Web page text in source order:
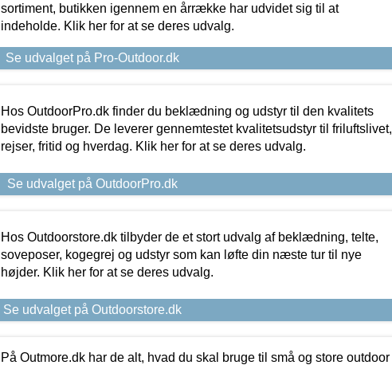
sortiment, butikken igennem en årrække har udvidet sig til at
indeholde. Klik her for at se deres udvalg.
Se udvalget på Pro-Outdoor.dk
Hos OutdoorPro.dk finder du beklædning og udstyr til den kvalitets
bevidste bruger. De leverer gennemtestet kvalitetsudstyr til friluftslivet,
rejser, fritid og hverdag. Klik her for at se deres udvalg.
Se udvalget på OutdoorPro.dk
Hos Outdoorstore.dk tilbyder de et stort udvalg af beklædning, telte,
soveposer, kogegrej og udstyr som kan løfte din næste tur til nye
højder. Klik her for at se deres udvalg.
Se udvalget på Outdoorstore.dk
På Outmore.dk har de alt, hvad du skal bruge til små og store outdoor